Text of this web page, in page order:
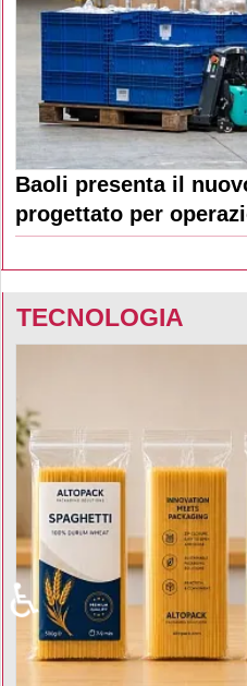
Baoli presenta il
progettato per
TECNOLOGIA